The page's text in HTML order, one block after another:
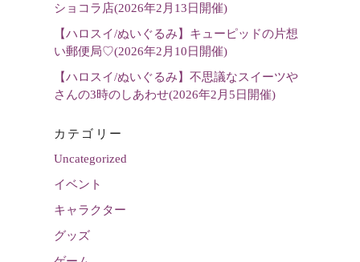
ショコラ店(2026年2月13日開催)
【ハロスイ/ぬいぐるみ】キューピッドの片想
い郵便局♡(2026年2月10日開催)
【ハロスイ/ぬいぐるみ】不思議なスイーツや
さんの3時のしあわせ(2026年2月5日開催)
カテゴリー
Uncategorized
イベント
キャラクター
グッズ